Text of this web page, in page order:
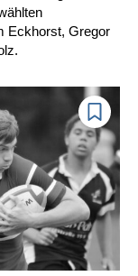
Eckhorst, Gregor